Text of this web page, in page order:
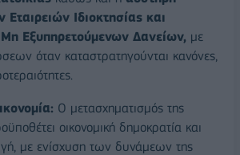
Εταιρειών Ιδιοκτησίας και
Μη Εξυπηρετούμενων Δανείων, με
όταν καταστρατηγούνται κανόνες,
Ο μετασχηματισμός της
οικονομική δημοκρατία και
με ενίσχυση των δυνάμεων της